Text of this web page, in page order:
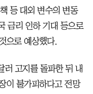
등 대외 변수의 변동
금리 인하 기대 등으로
으로 예상했다.
러 고지를 돌파한 뒤 내
이 불가피하다고 전망